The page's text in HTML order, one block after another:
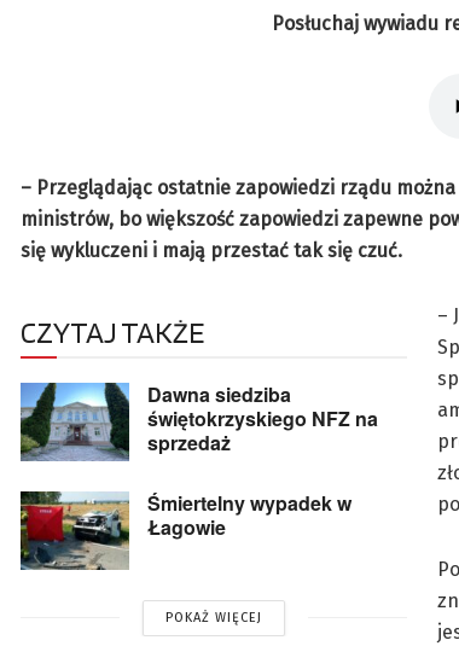
Posłuchaj wywiadu
– Przeglądając ostatnie zapowiedzi rządu
ministrów, bo większość zapowiedzi zapewne
się wykluczeni i mają przestać tak się czuć.
CZYTAJ TAKŻE
Dawna siedziba
świętokrzyskiego NFZ na
sprzedaż
Śmiertelny wypadek w
Łagowie
POKAŻ WIĘCEJ
–